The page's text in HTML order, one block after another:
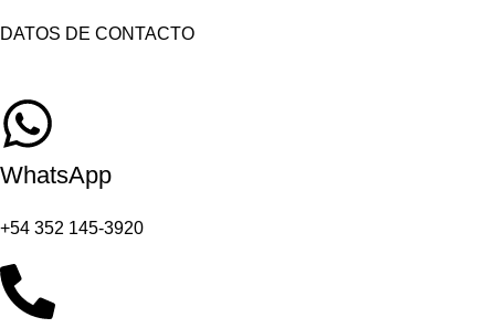
DATOS DE CONTACTO
WhatsApp
+54 352 145-3920